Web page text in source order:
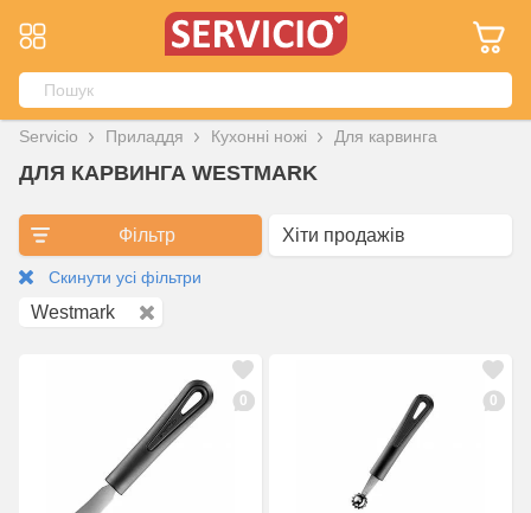
Servicio Приладдя Кухонні ножі Для карвинга
ДЛЯ КАРВИНГА WESTMARK
Фільтр
Скинути усі фільтри
Westmark
0 0